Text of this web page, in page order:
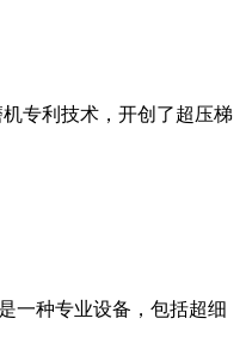
专利技术，开创了超压梯
一种专业设备，包括超细